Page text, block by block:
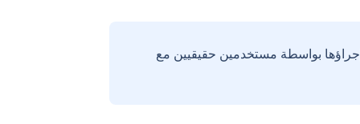
بواسطة مستخدمين حقيقيين مع